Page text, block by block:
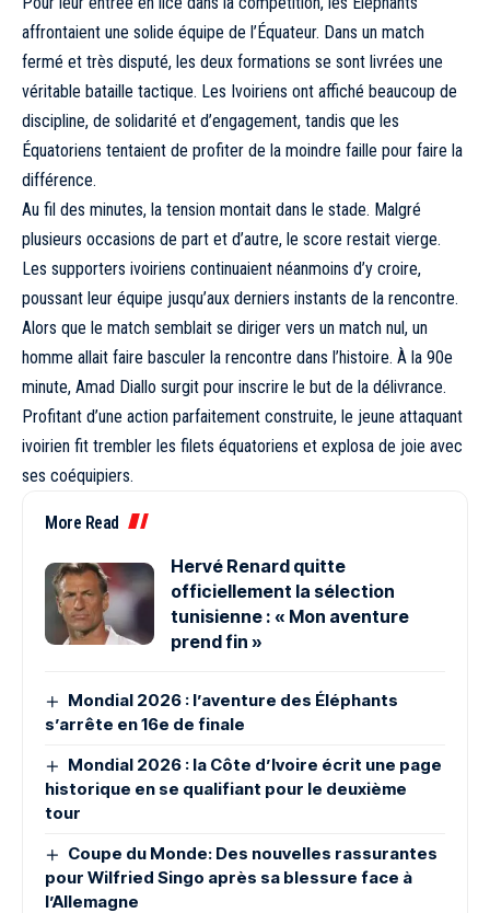
affrontaient une solide équipe de l’Équateur. Dans un match
fermé et très disputé, les deux formations se sont livrées une
véritable bataille tactique. Les Ivoiriens ont affiché beaucoup de
discipline, de solidarité et d’engagement, tandis que les
Équatoriens tentaient de profiter de la moindre faille pour faire la
différence.
Au fil des minutes, la tension montait dans le stade. Malgré
plusieurs occasions de part et d’autre, le score restait vierge.
Les supporters ivoiriens continuaient néanmoins d’y croire,
poussant leur équipe jusqu’aux derniers instants de la rencontre.
Alors que le match semblait se diriger vers un match nul, un
homme allait faire basculer la rencontre dans l’histoire. À la 90e
minute, Amad Diallo surgit pour inscrire le but de la délivrance.
Profitant d’une action parfaitement construite, le jeune attaquant
ivoirien fit trembler les filets équatoriens et explosa de joie avec
ses coéquipiers.
More Read
Hervé Renard quitte
officiellement la sélection
tunisienne : « Mon aventure
prend fin »
Mondial 2026 : l’aventure des Éléphants
s’arrête en 16e de finale
Mondial 2026 : la Côte d’Ivoire écrit une page
historique en se qualifiant pour le deuxième
tour
Coupe du Monde: Des nouvelles rassurantes
pour Wilfried Singo après sa blessure face à
l’Allemagne